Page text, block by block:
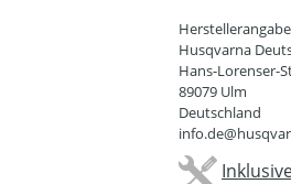
Husqvarna
Hans-Lorenser-
89079 Ulm
Deutschland